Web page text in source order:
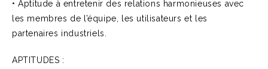
• Aptitude à entretenir des relations harmonieuses avec
les membres de l’équipe, les utilisateurs et les
partenaires industriels.
APTITUDES :